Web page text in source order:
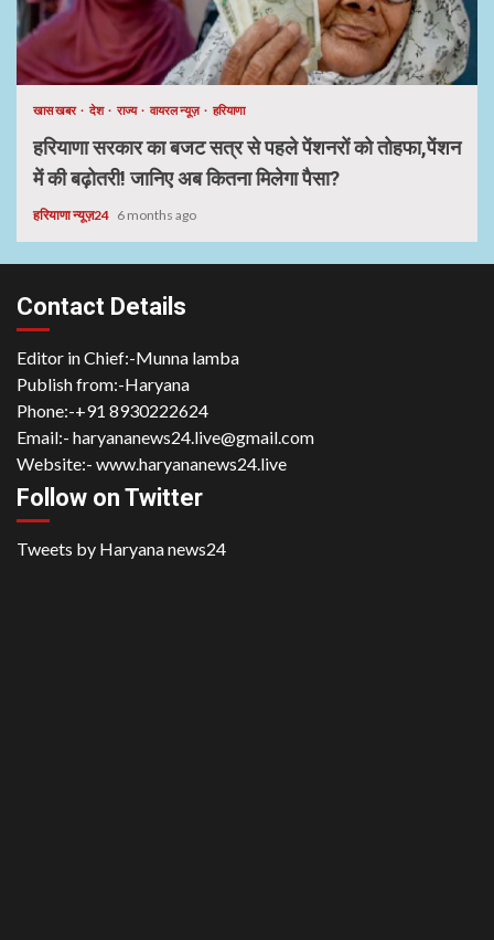
खास खबर देश राज्य वायरल न्यूज़ हरियाणा
हरियाणा सरकार का बजट सत्र से पहले पेंशनरों को तोहफा,पेंशन
में की बढ़ोतरी! जानिए अब कितना मिलेगा पैसा?
हरियाणा न्यूज़24 6 months ago
Contact Details
Editor in Chief:-Munna lamba
Publish from:-Haryana
Phone:-+91 8930222624
Email:- haryananews24.live@gmail.com
Website:- www.haryananews24.live
Follow on Twitter
Tweets by Haryana news24